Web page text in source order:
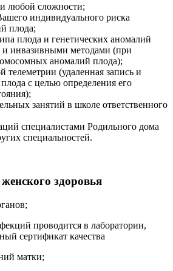
любой сложности;
индивидуального риска
плода;
плода и генетических аномалий
инвазивными методами (при
аномалий плода);
телеметрии (удаленная запись и
с целью определения его
занятий в школе ответственного
специалистами Родильного дома
специальностей.
здоровья
проводится в лаборатории,
сертификат качества
матки;